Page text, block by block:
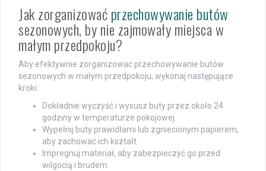
Jak zorganizowaćprzechowywanie butów
sezonowych, by nie zajmowały miejsca w
małym przedpokoju?
Aby efektywnie zorganizować przechowywanie butów
sezonowych w małym przedpokoju, wykonaj następujące
kroki:
Dokładnie wyczyść i wysusz buty przez około 24
godziny w temperaturze pokojowej.
Wypełnij buty prawidłami lub zgniecionym papierem,
aby zachować ich kształt.
Impregnuj materiał, aby zabezpieczyć go przed
wilgocią i brudem.